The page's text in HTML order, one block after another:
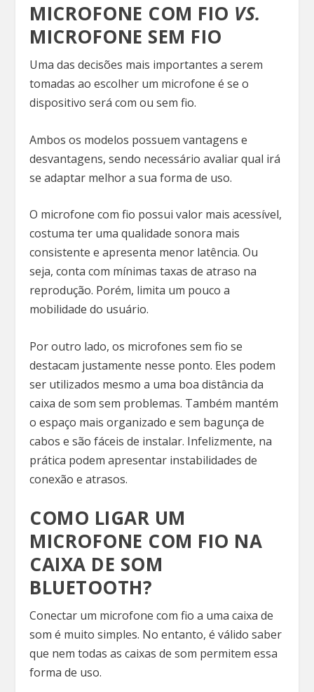
MICROFONE COM FIO VS.
MICROFONE SEM FIO
Uma das decisões mais importantes a serem
tomadas ao escolher um microfone é se o
dispositivo será com ou sem fio.
Ambos os modelos possuem vantagens e
desvantagens, sendo necessário avaliar qual irá
se adaptar melhor a sua forma de uso.
O microfone com fio possui valor mais acessível,
costuma ter uma qualidade sonora mais
consistente e apresenta menor latência. Ou
seja, conta com mínimas taxas de atraso na
reprodução. Porém, limita um pouco a
mobilidade do usuário.
Por outro lado, os microfones sem fio se
destacam justamente nesse ponto. Eles podem
ser utilizados mesmo a uma boa distância da
caixa de som sem problemas. Também mantém
o espaço mais organizado e sem bagunça de
cabos e são fáceis de instalar. Infelizmente, na
prática podem apresentar instabilidades de
conexão e atrasos.
COMO LIGAR UM
MICROFONE COM FIO NA
CAIXA DE SOM
BLUETOOTH?
Conectar um microfone com fio a uma caixa de
som é muito simples. No entanto, é válido saber
que nem todas as caixas de som permitem essa
forma de uso.